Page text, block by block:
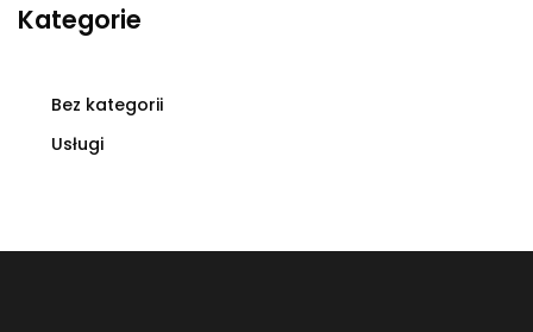
Kategorie
Bez kategorii
Usługi